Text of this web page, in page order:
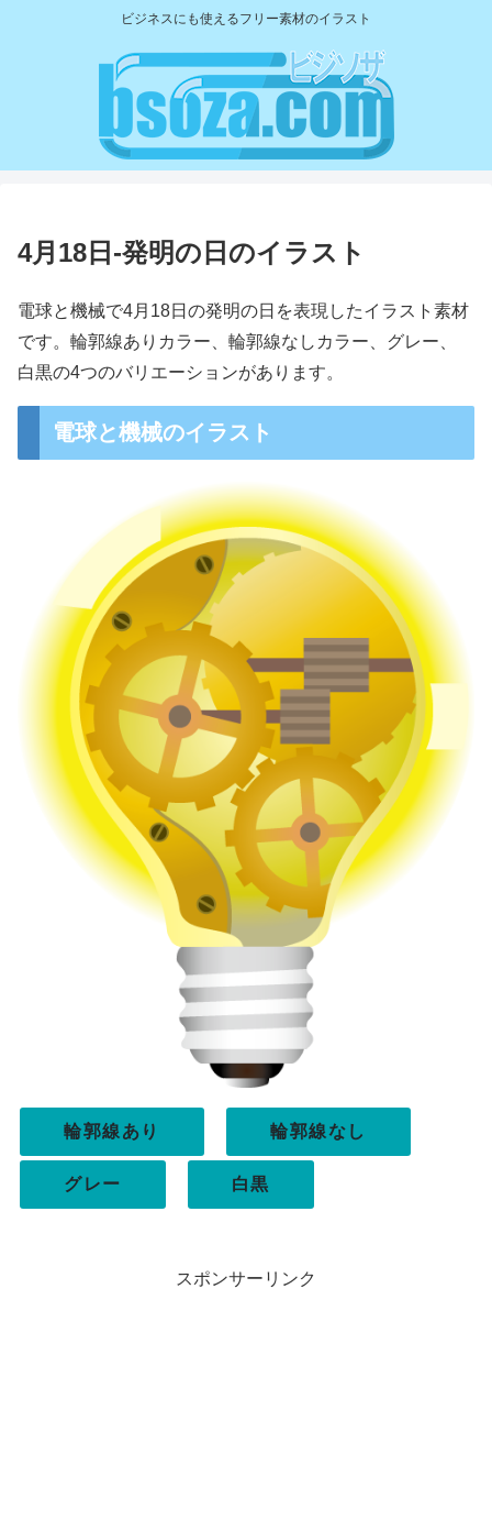
ビジネスにも使えるフリー素材のイラスト
4月18日-発明の日のイラスト
電球と機械で4月18日の発明の日を表現したイラスト素材
です。輪郭線ありカラー、輪郭線なしカラー、グレー、
白黒の4つのバリエーションがあります。
電球と機械のイラスト
輪郭線あり 輪郭線なし
グレー 白黒
スポンサーリンク